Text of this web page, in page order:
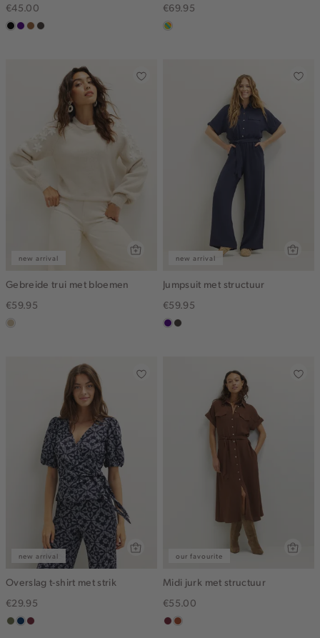
€45.00
zwart
indigo
deepmocca
choco
€69.95
meerkleurig
new arrival
Gebreide trui met bloemen
€59.95
lichtzand
new arrival
Jumpsuit met structuur
€59.95
indigochoco
new arrival
Overslag t-shirt met strik
€29.95
groen,
donkerblauw
brique
our favourite
Midi jurk met structuur
€55.00
bordeaux
bruin